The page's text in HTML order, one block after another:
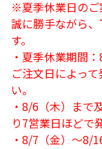
※夏季休業日の
誠に勝手ながら
す。
・夏季休業期間
ご注文日によっ
い。
・8/6（木）まで
り7営業日ほどで
・8/7（金）～8/